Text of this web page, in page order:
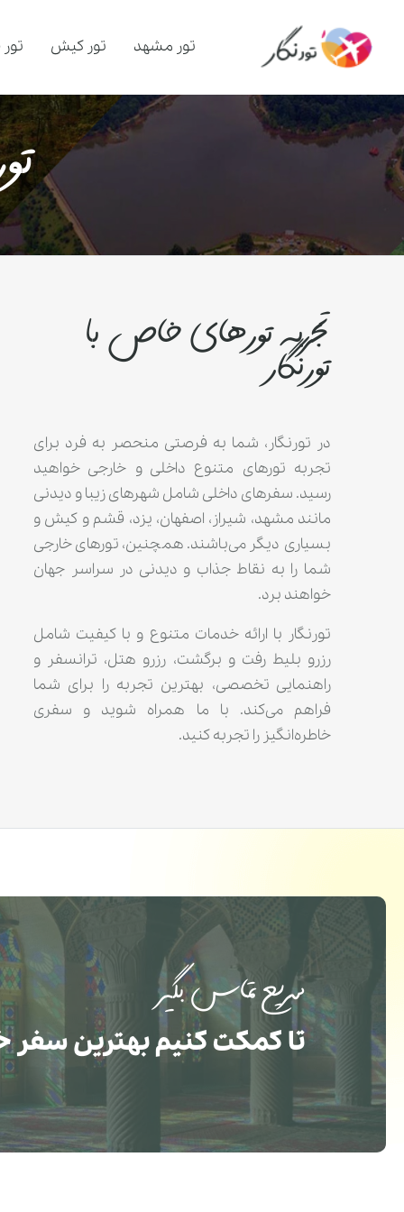
تور مشهد تور کیش
تجربه تورهای خاص با
تورنگار
در تورنگار، شما به فرصتی منحصر به فرد برای
تجربه تورهای متنوع داخلی و خارجی خواهید
رسید. سفرهای داخلی شامل شهرهای زیبا و دیدنی
مانند مشهد، شیراز، اصفهان، یزد، قشم و کیش و
بسیاری دیگر می‌باشند. همچنین، تورهای خارجی
شما را به نقاط جذاب و دیدنی در سراسر جهان
خواهند برد.
تورنگار با ارائه خدمات متنوع و با کیفیت شامل
رزرو بلیط رفت و برگشت، رزرو هتل، ترانسفر و
راهنمایی تخصصی، بهترین تجربه را برای شما
فراهم می‌کند. با ما همراه شوید و سفری
خاطره‌انگیز را تجربه کنید.
سریع تماس بگیر
تا کمکت کنیم بهترین سفر